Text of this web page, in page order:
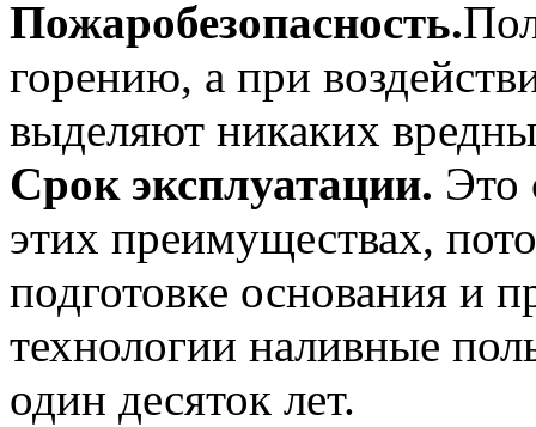
Пожаробезопасность.
горению, а при
выделяют никаких
Срок эксплуатации. Это
этих преимуществах,
подготовке основания и
технологии наливные
один десяток лет.